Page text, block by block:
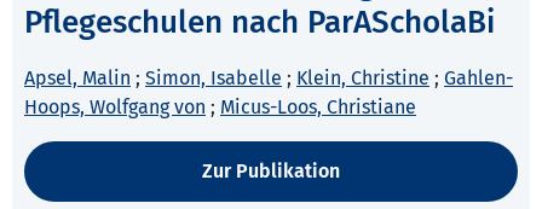
Pflegeschulen nach ParAScholaBi
Apsel, Malin ; Simon, Isabelle ; Klein, Christine ; Gahlen-
Hoops, Wolfgang von ; Micus-Loos, Christiane
Zur Publikation